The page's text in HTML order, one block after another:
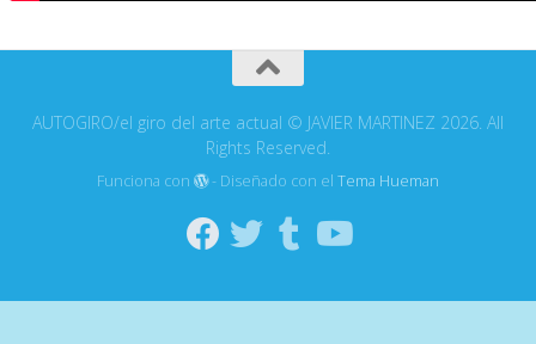
AUTOGIRO/el giro del arte actual © JAVIER MARTINEZ 2026. All
Rights Reserved.
Funciona con - Diseñado con elTema Hueman